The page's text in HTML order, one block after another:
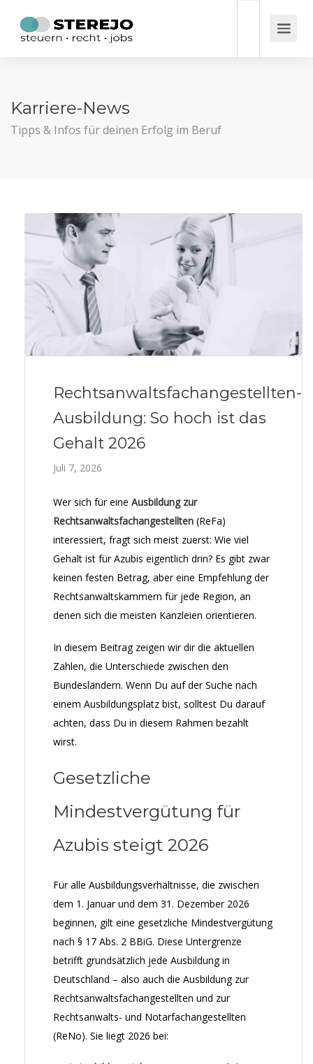
Karriere-News
Tipps & Infos für deinen Erfolg im Beruf
Rechtsanwaltsfachangestellten-
Ausbildung: So hoch ist das
Gehalt 2026
Juli 7, 2026
Wer sich für eine Ausbildung zur
Rechtsanwaltsfachangestellten (ReFa)
interessiert, fragt sich meist zuerst: Wie viel
Gehalt ist für Azubis eigentlich drin? Es gibt zwar
keinen festen Betrag, aber eine Empfehlung der
Rechtsanwaltskammern für jede Region, an
denen sich die meisten Kanzleien orientieren.
In diesem Beitrag zeigen wir dir die aktuellen
Zahlen, die Unterschiede zwischen den
Bundesländern. Wenn Du auf der Suche nach
einem Ausbildungsplatz bist, solltest Du darauf
achten, dass Du in diesem Rahmen bezahlt
wirst.
Gesetzliche
Mindestvergütung für
Azubis steigt 2026
Für alle Ausbildungsverhältnisse, die zwischen
dem 1. Januar und dem 31. Dezember 2026
beginnen, gilt eine gesetzliche Mindestvergütung
nach § 17 Abs. 2 BBiG. Diese Untergrenze
betrifft grundsätzlich jede Ausbildung in
Deutschland – also auch die Ausbildung zur
Rechtsanwaltsfachangestellten und zur
Rechtsanwalts- und Notarfachangestellten
(ReNo). Sie liegt 2026 bei: